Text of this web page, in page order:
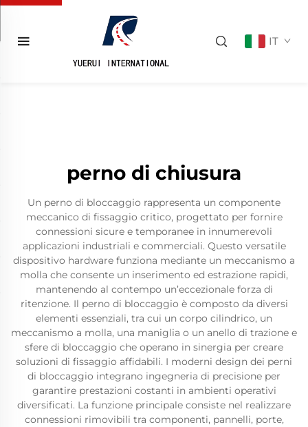
IT
perno di chiusura
Un perno di bloccaggio rappresenta un componente
meccanico di fissaggio critico, progettato per fornire
connessioni sicure e temporanee in innumerevoli
applicazioni industriali e commerciali. Questo versatile
dispositivo hardware funziona mediante un meccanismo a
molla che consente un inserimento ed estrazione rapidi,
mantenendo al contempo un’eccezionale forza di
ritenzione. Il perno di bloccaggio è composto da diversi
elementi essenziali, tra cui un corpo cilindrico, un
meccanismo a molla, una maniglia o un anello di trazione e
sfere di bloccaggio che operano in sinergia per creare
soluzioni di fissaggio affidabili. I moderni design dei perni
di bloccaggio integrano ingegneria di precisione per
garantire prestazioni costanti in ambienti operativi
diversificati. La funzione principale consiste nel realizzare
connessioni rimovibili tra componenti, pannelli, porte,